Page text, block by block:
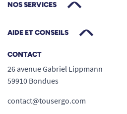
NOS SERVICES
AIDE ET CONSEILS
CONTACT
26 avenue Gabriel Lippmann
59910 Bondues
contact@tousergo.com